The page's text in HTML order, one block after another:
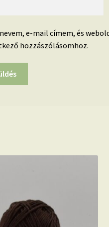
e-mail címem, és
hozzászólásomhoz.